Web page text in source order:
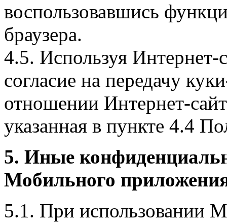
воспользовавшись
браузера.
4.5. Используя Интернет-
согласие на передачу
отношении Интернет-
указанная в пункте 4.4
5. Иные
Мобильного
5.1. При использовании